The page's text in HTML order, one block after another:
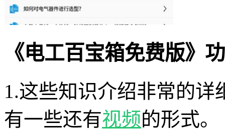
《电工百宝箱免费版》
1.这些知识介绍非常的
有一些还有视频的形式。